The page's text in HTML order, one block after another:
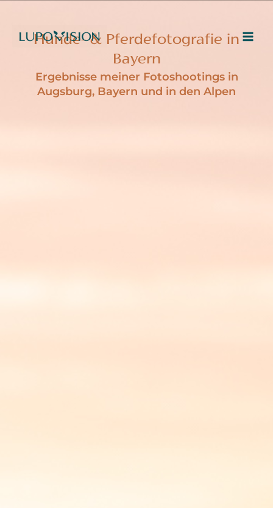
springenHunde- & Pferdefotografie in
Bayern
Ergebnisse meiner Fotoshootings in
Augsburg, Bayern und in den Alpen